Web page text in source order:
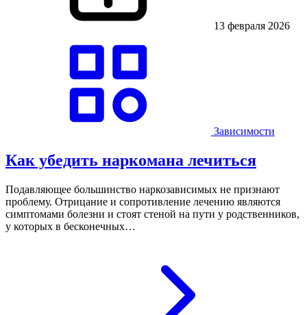
13 февраля 2026
Зависимости
Как убедить наркомана лечиться
Подавляющее большинство наркозависимых не признают
проблему. Отрицание и сопротивление лечению являются
симптомами болезни и стоят стеной на пути у родственников,
у которых в бесконечных…